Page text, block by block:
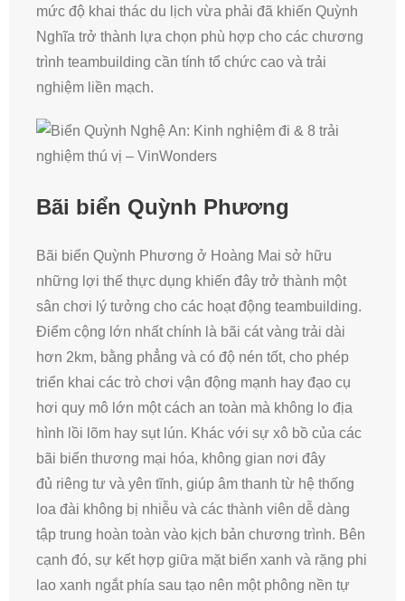
mức độ khai thác du lịch vừa phải đã khiến Quỳnh
Nghĩa trở thành lựa chọn phù hợp cho các chương
trình teambuilding cần tính tổ chức cao và trải
nghiệm liền mạch.
Bãi biển Quỳnh Phương
Bãi biển Quỳnh Phương ở Hoàng Mai sở hữu
những lợi thế thực dụng khiến đây trở thành một
sân chơi lý tưởng cho các hoạt động teambuilding.
Điểm cộng lớn nhất chính là bãi cát vàng trải dài
hơn 2km, bằng phẳng và có độ nén tốt, cho phép
triển khai các trò chơi vận động mạnh hay đạo cụ
hơi quy mô lớn một cách an toàn mà không lo địa
hình lồi lõm hay sụt lún. Khác với sự xô bồ của các
bãi biển thương mại hóa, không gian nơi đây
đủ riêng tư và yên tĩnh, giúp âm thanh từ hệ thống
loa đài không bị nhiễu và các thành viên dễ dàng
tập trung hoàn toàn vào kịch bản chương trình. Bên
cạnh đó, sự kết hợp giữa mặt biển xanh và rặng phi
lao xanh ngắt phía sau tạo nên một phông nền tự